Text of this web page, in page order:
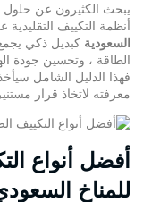
يبحث الكثيرون عن حلول
أنظمة التكييف التقليدية
السعودية كبديل ذكي يجمع
الطاقة ، وتحسين جودة
فهذا الدليل الشامل
معرفته لاتخاذ قرار
أفضل أنواع
للمناخ